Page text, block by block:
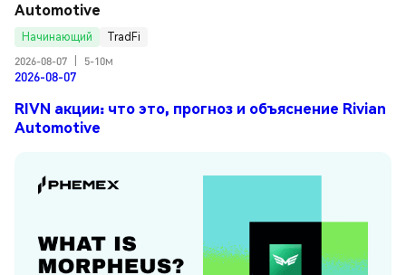
Automotive
Начинающий
TradFi
2026-08-07
5-10м
2026-08-07
RIVN акции: что это, прогноз и объяснение Rivian
Automotive